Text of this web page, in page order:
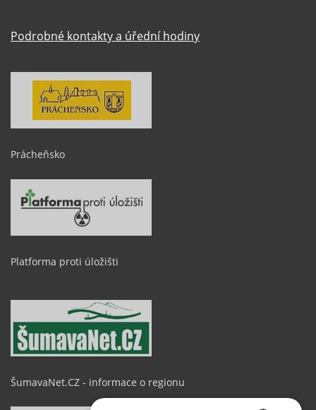
Podrobné kontakty a úřední hodiny
Prácheňsko
Platforma proti úložišti
ŠumavaNet.CZ - informace o regionu